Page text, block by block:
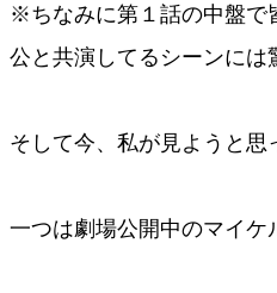
※ちなみに第１話の中盤で
公と共演してるシーンには
そして今、私が見ようと思
一つは劇場公開中のマイケ